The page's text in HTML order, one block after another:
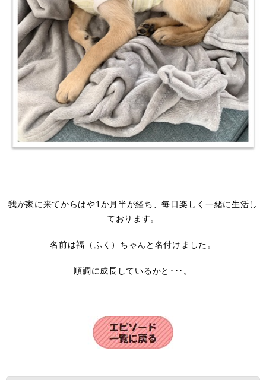
​我が家に来てからはや1か月半が経ち、毎日楽しく一緒に生活し
ております。
名前は福（ふく）ちゃんと名付けました。
順調に成長しているかと･･･。